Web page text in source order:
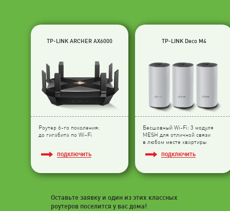
TP-LINK ARCHER AX6000
Роутер 6-го поколения:
до гигабита по Wi-Fi
ПОДКЛЮЧИТЬ
TP-LINK Deco M4
Бесшовный Wi-Fi: 3 модуля
МESH для отличной связи
в любом месте квартиры
ПОДКЛЮЧИТЬ
Оставьте заявку и один из этих классных
роутеров поселится у вас дома!